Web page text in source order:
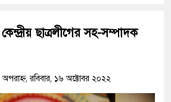
ছাত্রলীগের সহ-সম্পাদক
রবিবার, ১৬ অক্টোবর ২০২২